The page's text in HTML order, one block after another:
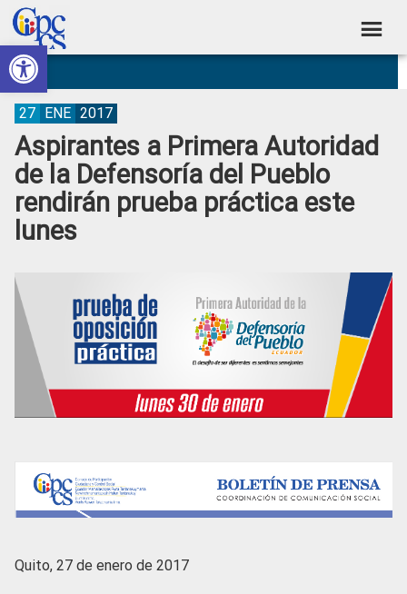
Abrir barra de herramientas
Skip
to
primary
navigation
Skip
to
main
content
Skip
to
primary
sidebar
Skip
to
footer
Consejo
de
Participación
Ciudadana
Control
Social
Construyendo
Poder
Ciudadano
Aspirantes a Primera Autoridad
de la Defensoría del Pueblo
rendirán prueba práctica este
lunes
27 ENE 2017
Quito, 27 de enero de 2017